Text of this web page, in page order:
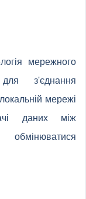
мережного
з'єднання
мережі
даних між